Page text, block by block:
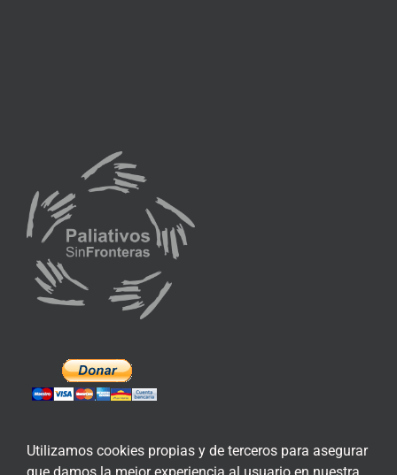
Utilizamos cookies propias y de terceros para asegurar